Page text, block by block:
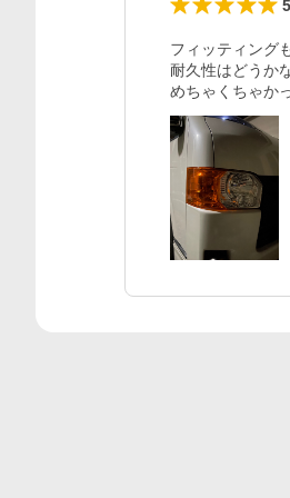
5
フィッティング
耐久性はどうか
めちゃくちゃか